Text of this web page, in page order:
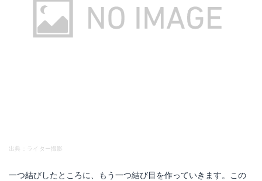
出典：ライター撮影
一つ結びしたところに、もう一つ結び目を作っていきます。この